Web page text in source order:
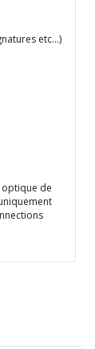
etc…)
optique de